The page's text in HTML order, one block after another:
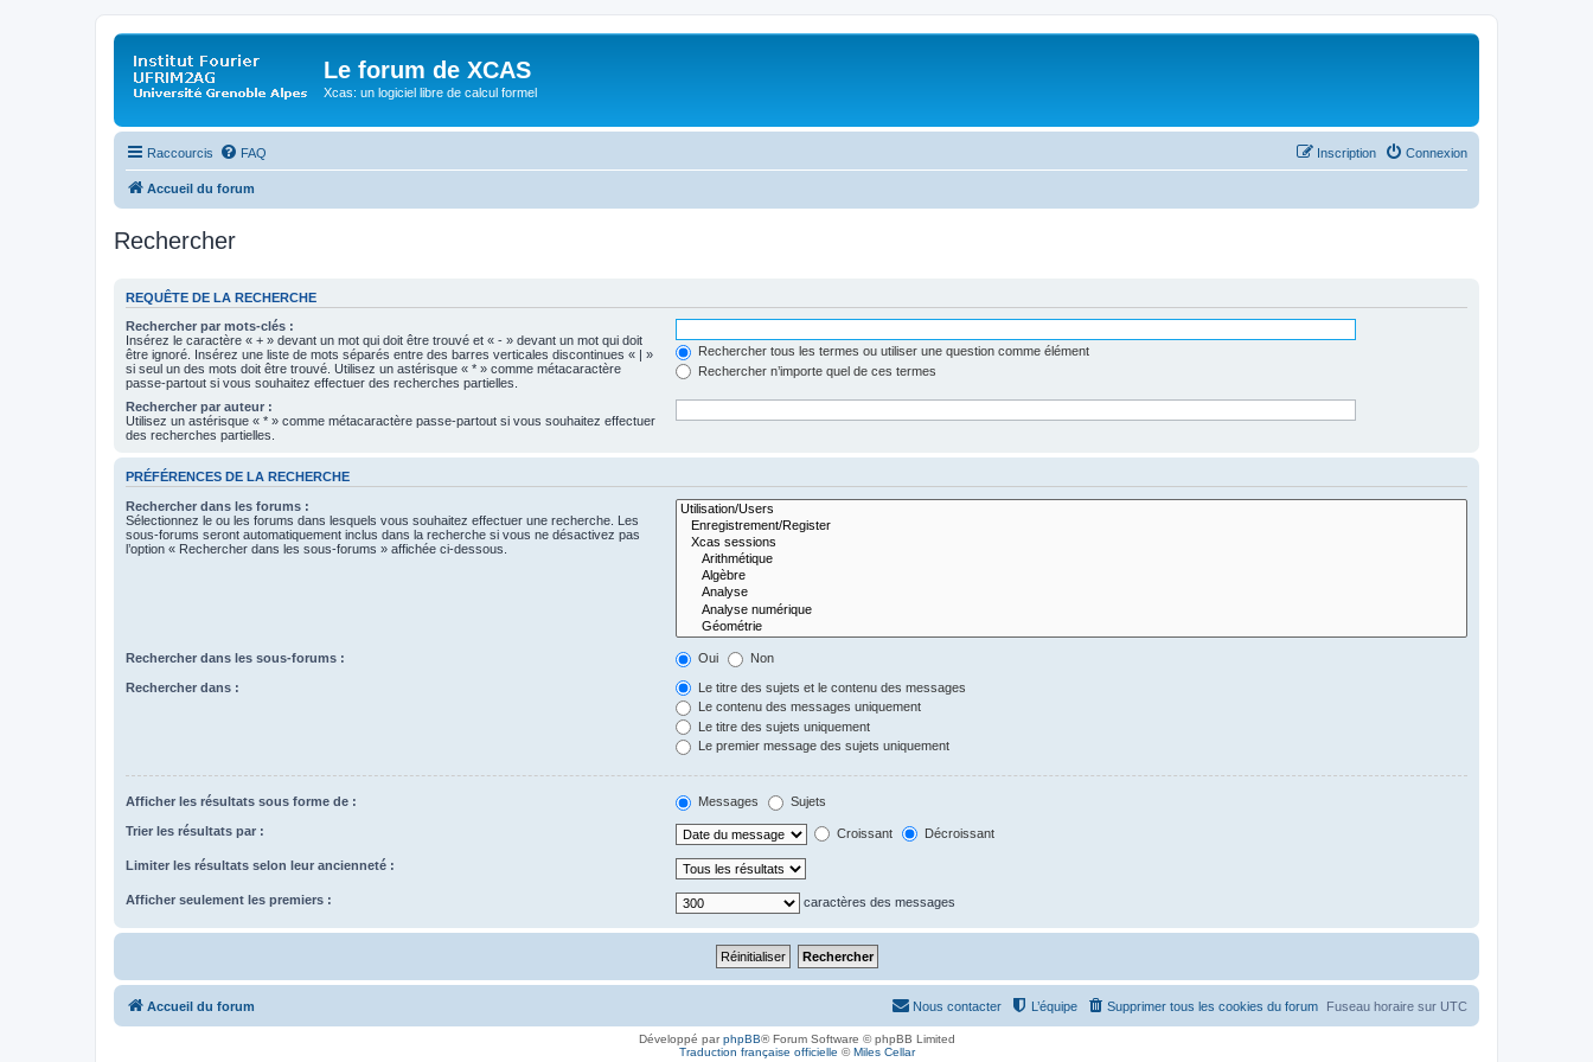
Le forum de XCAS
Xcas: un logiciel libre de calcul formel
Raccourcis FAQ Connexion
Inscription
Accueil du forum
Rechercher
REQUÊTE DE LA RECHERCHE
Rechercher par mots-clés :
Insérez le caractère « + » devant un mot qui doit être trouvé et « - » devant un mot qui doit
être ignoré. Insérez une liste de mots séparés entre des barres verticales discontinues « | »
si seul un des mots doit être trouvé. Utilisez un astérisque « * » comme métacaractère
passe-partout si vous souhaitez effectuer des recherches partielles.
Rechercher tous les termes ou utiliser une question comme élément
Rechercher n’importe quel de ces termes
Rechercher par auteur :
Utilisez un astérisque « * » comme métacaractère passe-partout si vous souhaitez effectuer
des recherches partielles.
PRÉFÉRENCES DE LA RECHERCHE
Rechercher dans les forums :
Sélectionnez le ou les forums dans lesquels vous souhaitez effectuer une recherche. Les
sous-forums seront automatiquement inclus dans la recherche si vous ne désactivez pas
l’option « Rechercher dans les sous-forums » affichée ci-dessous.
Rechercher dans les sous-forums : Oui Non
Rechercher dans :
Le titre des sujets et le contenu des messages
Le contenu des messages uniquement
Le titre des sujets uniquement
Le premier message des sujets uniquement
Afficher les résultats sous forme de : Messages Sujets
Trier les résultats par : Croissant Décroissant
Limiter les résultats selon leur ancienneté :
Afficher seulement les premiers : caractères des messages
Accueil du forum Fuseau horaire sur UTC
Supprimer tous les cookies du forum
L’équipe
Nous contacter
Développé parphpBB® Forum Software © phpBB Limited
Traduction française officielle ©Miles Cellar